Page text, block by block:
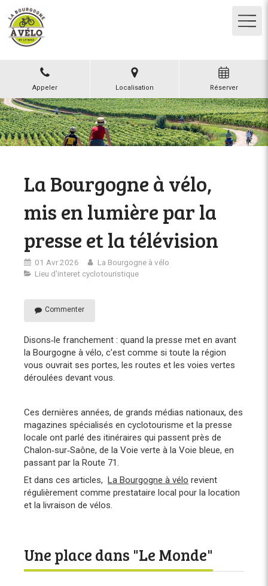
Appeler Localisation Réserver
La Bourgogne à vélo,
mis en lumière par la
presse et la télévision
01 Avr 2026
La Bourgogne à vélo
Lieu d'interet cyclotouristique
Commenter
Disons‑le franchement : quand la presse met en avant
la Bourgogne à vélo, c’est comme si toute la région
vous ouvrait ses portes, les routes et les voies vertes
déroulées devant vous.
Ces dernières années, de grands médias nationaux, des
magazines spécialisés en cyclotourisme et la presse
locale ont parlé des itinéraires qui passent près de
Chalon‑sur‑Saône, de la Voie verte à la Voie bleue, en
passant par la Route 71.
Et dans ces articles, La Bourgogne à vélo revient
régulièrement comme prestataire local pour la location
et la livraison de vélos.
Une place dans "Le Monde"